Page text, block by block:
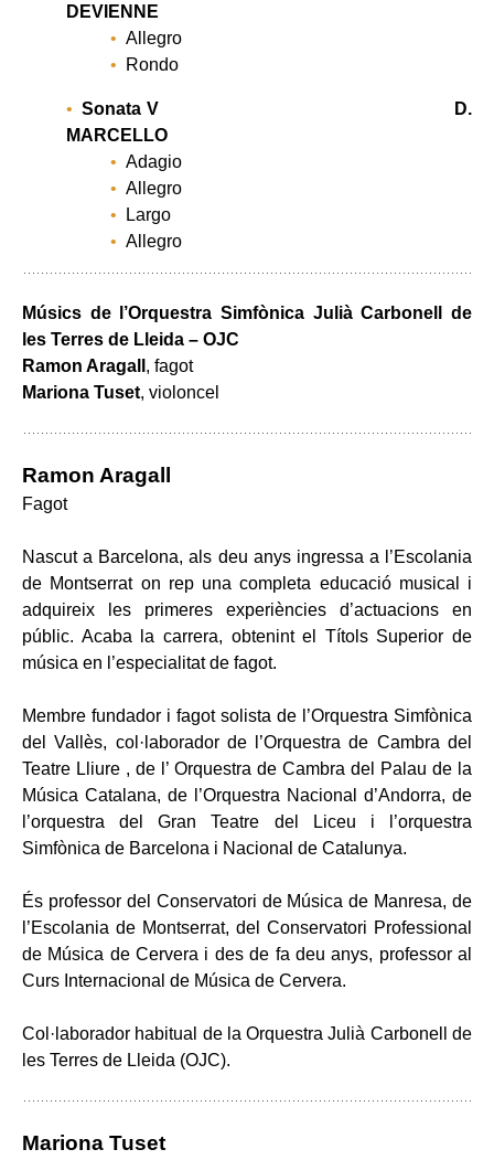
DEVIENNE
Allegro
Rondo
Sonata V D.
MARCELLO
Adagio
Allegro
Largo
Allegro
Músics de l ’Orquestra Simfònica Julià Carbonell de
les Terres de Lleida – OJC
Ramon Aragall , fagot
Mariona Tuset, violoncel
Ramon Aragall
Fagot
Nascut a Barcelona, als deu anys ingressa a l’Escolania
de Montserrat on rep una completa educació musical i
adquireix les primeres experiències d’actuacions en
públic. Acaba la carrera, obtenint el Títols Superior de
música en l’especialitat de fagot.
Membre fundador i fagot solista de l’Orquestra Simfònica
del Vallès, col·laborador de l’Orquestra de Cambra del
Teatre Lliure , de l’ Orquestra de Cambra del Palau de la
Música Catalana, de l’Orquestra Nacional d’Andorra, de
l’orquestra del Gran Teatre del Liceu i l’orquestra
Simfònica de Barcelona i Nacional de Catalunya.
És professor del Conservatori de Música de Manresa, de
l’Escolania de Montserrat, del Conservatori Professional
de Música de Cervera i des de fa deu anys, professor al
Curs Internacional de Música de Cervera.
Col·laborador habitual de la Orquestra Julià Carbonell de
les Terres de Lleida (OJC).
Mariona Tuset